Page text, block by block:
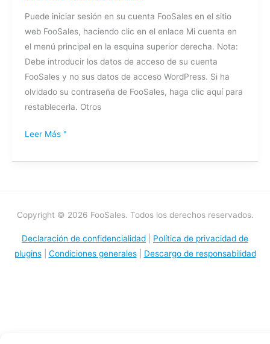
Puede iniciar sesión en su cuenta FooSales en el sitio
web FooSales, haciendo clic en el enlace Mi cuenta en
el menú principal en la esquina superior derecha. Nota:
Debe introducir los datos de acceso de su cuenta
FooSales y no sus datos de acceso WordPress. Si ha
olvidado su contraseña de FooSales, haga clic aquí para
restablecerla. Otros
Leer Más "
Copyright © 2026 FooSales. Todos los derechos reservados.
Declaración de confidencialidad
Política de privacidad de
plugins| Condiciones generales| Descargo de responsabilidad